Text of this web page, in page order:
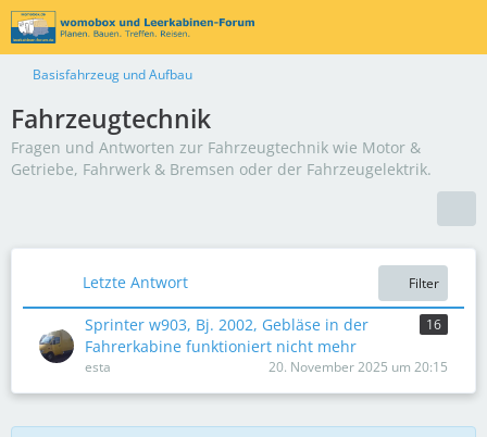
Basisfahrzeug und Aufbau
Fahrzeugtechnik
Fragen und Antworten zur Fahrzeugtechnik wie Motor &
Getriebe, Fahrwerk & Bremsen oder der Fahrzeugelektrik.
Letzte Antwort Filter
Sprinter w903, Bj. 2002, Gebläse in der
Fahrerkabine funktioniert nicht mehr
16
esta 20. November 2025 um 20:15